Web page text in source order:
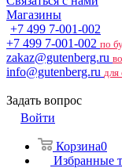
Магазины
+7 499 7-001-002
+7 499 7-001-002 по
zakaz@gutenberg.ru
info@gutenberg.ru для
Задать вопрос
Войти
Корзина0
Избранные